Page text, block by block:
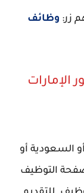
وظائف
الإمارات
السعودية أو
التوظيف